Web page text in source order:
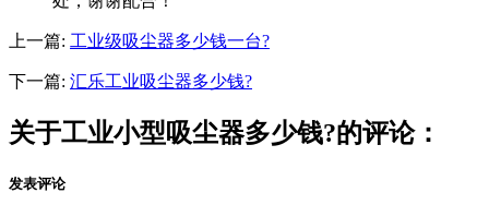
上一篇: 工业级吸尘器多少钱一台?
下一篇: 汇乐工业吸尘器多少钱?
关于工业小型吸尘器多少钱?的评论：
发表评论